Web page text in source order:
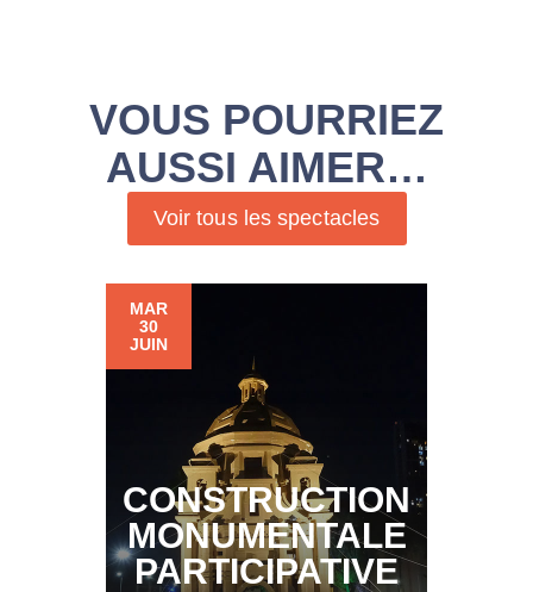
VOUS POURRIEZ
AUSSI AIMER…
Voir tous les spectacles
MAR
30
JUIN
CONSTRUCTION
MONUMENTALE
PARTICIPATIVE